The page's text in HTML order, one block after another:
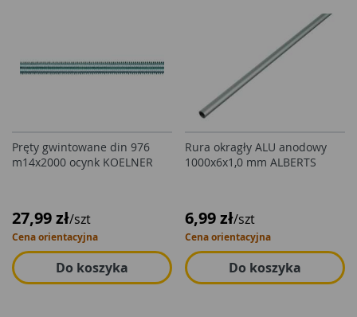
Pręty gwintowane din 976
m14x2000 ocynk KOELNER
27,99 zł/szt
Cena orientacyjna
Do koszyka
Rura okragły ALU anodowy
1000x6x1,0 mm ALBERTS
6,99 zł/szt
Cena orientacyjna
Do koszyka